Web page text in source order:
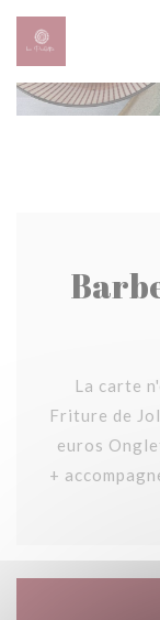
Panel pro správu
La carte
Friture de
euros
+